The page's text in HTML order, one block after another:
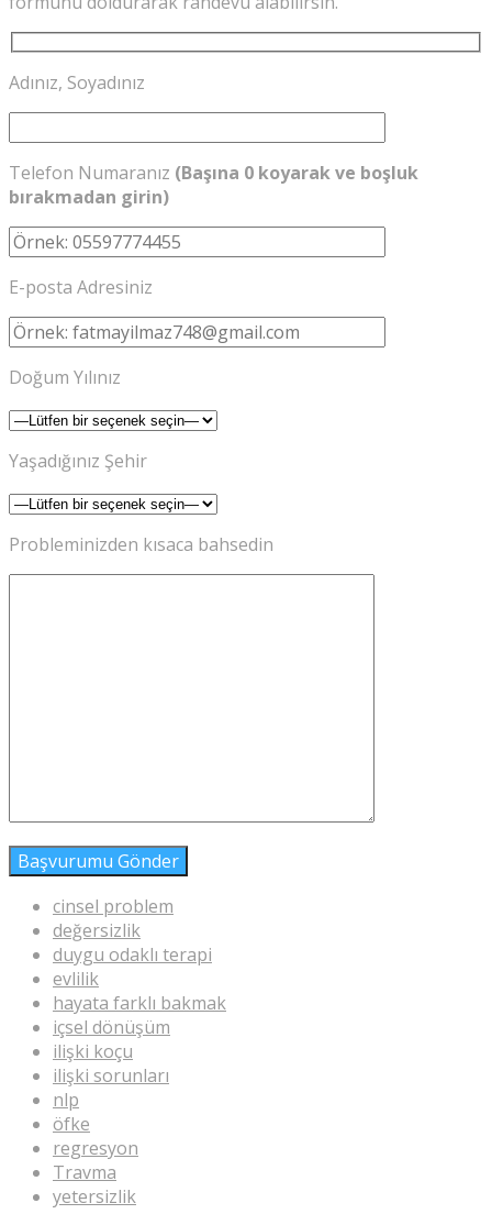
Adınız, Soyadınız
Telefon Numaranız (Başına 0 koyarak ve boşluk
bırakmadan girin)
E-posta Adresiniz
Doğum Yılınız
Yaşadığınız Şehir
Probleminizden kısaca bahsedin
cinsel problem
değersizlik
duygu odaklı terapi
evlilik
hayata farklı bakmak
içsel dönüşüm
ilişki koçu
ilişki sorunları
nlp
öfke
regresyon
Travma
yetersizlik